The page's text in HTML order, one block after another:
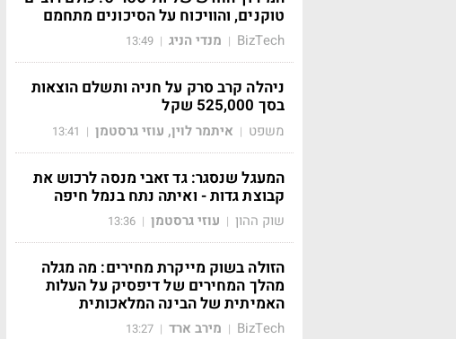
טוקנים, והוויכוח על הסיכונים מתחמם
BizTech
| מנדי הניג |
13:49
ניהלה קרב סרק על חניה ותשלם הוצאות
בסך 525,000 שקל
משפט | איתמר לוין, עוזי גרסטמן |
13:41
המעגל שנסגר: גד זאבי מנסה לרכוש את
קבוצת גדות - ואיתה נתח בנמל חיפה
שוק ההון | עוזי גרסטמן |
13:36
הזולה בשוק מייקרת מחירים: מה מגלה
מהלך המחירים של דיפסיק על העלות
האמיתית של הבינה המלאכותית
BizTech
| מירב ארד |
13:27